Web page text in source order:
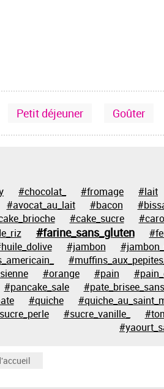
Petit déjeuner Goûter
#chocolat_ #fromage #lait
#avocat_au_lait #bacon
#cake_sucre
#farine_sans_gluten
#jambon
#orange #pain
#pancake_sale
#quiche
#sucre_vanille_